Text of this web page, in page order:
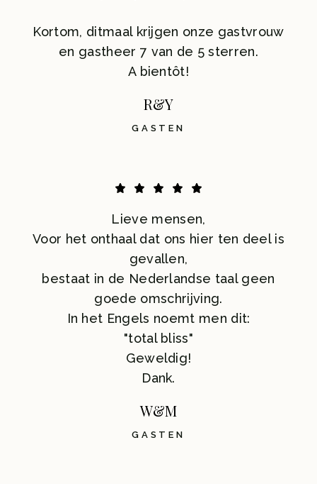
Kortom, ditmaal krijgen onze gastvrouw
en gastheer 7 van de 5 sterren.
A bientôt!
R&Y
GASTEN
Lieve mensen,
Voor het onthaal dat ons hier ten deel is
gevallen,
bestaat in de Nederlandse taal geen
goede omschrijving.
In het Engels noemt men dit:
"total bliss"
Geweldig!
Dank.
W&M
GASTEN